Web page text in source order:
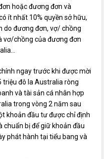
hoặc đương đơn và
ít nhất 10% quyền sở hữu,
do đương đơn, vợ/ chồng
vơ/chồng của đương đơn
ngay trước khi được mời
triệu đô la Australia ròng
và tài sản cá nhân hợp
trong vòng 2 năm sau
khoản đầu tư được chỉ định
chuẩn bị để giữ khoản đầu
phát hành tại tiểu bang và